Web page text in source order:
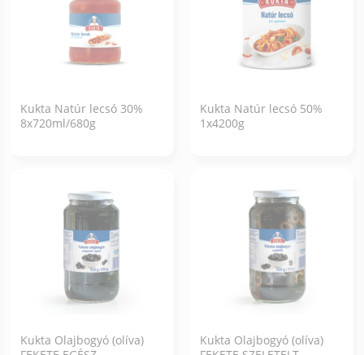
Kukta Natúr lecsó 30%
8x720ml/680g
Kukta Natúr lecsó 50%
1x4200g
Kukta Olajbogyó (olíva)
Kukta Olajbogyó (olíva)